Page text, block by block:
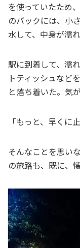
を使っていたため
のバックには、小
水して、中身が濡
駅に到着して、濡
トティッシュなど
と落ち着いた。気
「もっと、早くに
そんなことを思い
の旅路も、既に、